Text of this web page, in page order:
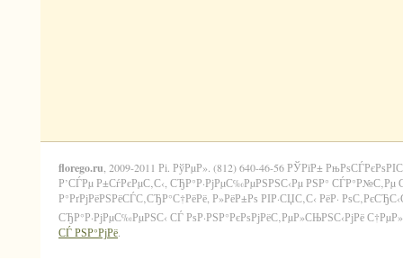
florego.ru , 2009-2011 Рі. РўРµР». (812) 640-46-56 РЎРїР±
Р’СЃРµ Р±СѓРєРµС‚С‹, СЂР°Р·РјРµС‰РµРЅРЅС‹Рµ РЅР°
Р°РґРјРёРЅРёСЃС‚СЂР°С†РёРё, Р»РёР±Рѕ РІР·СЏС‚С‹ РёР·
СЂР°Р·РјРµС‰РµРЅС‹ СЃ РѕР·РЅР°РєРѕРјРёС‚РµР»СЊРЅС‹РјРё
СЃ РЅР°РјРё